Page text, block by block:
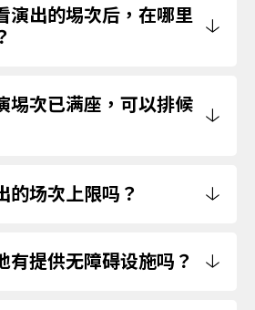
演出的埸次后，在哪里
埸次已满座，可以排候
的场次上限吗？
有提供无障碍设施吗？